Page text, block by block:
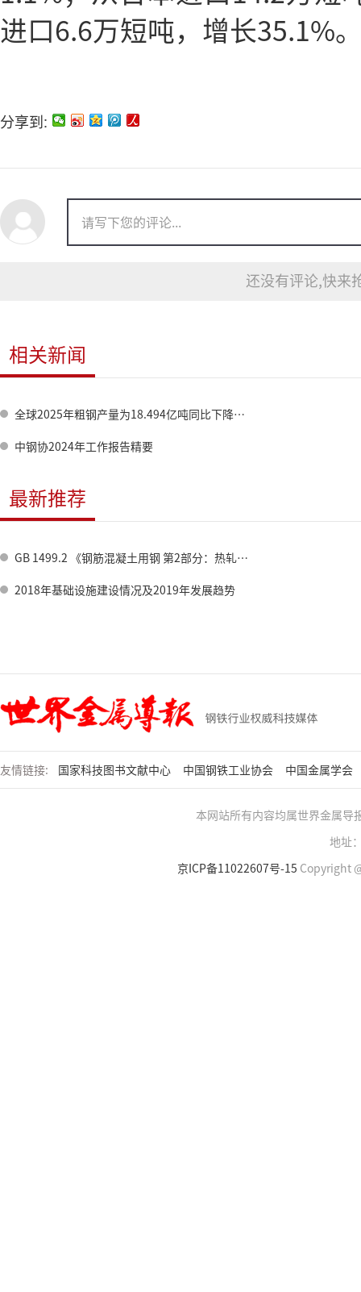
进口6.6万短吨，增长35.1%
分享到:
还没有评论,快来
相关新闻
全球2025年粗钢产量为18.494亿吨同比下降2.0%
中钢协2024年工作报告精要
最新推荐
GB 1499.2 《钢筋混凝土用钢 第2部分：热轧带肋钢筋》标准修订情况
2018年基础设施建设情况及2019年发展趋势
友情链接: 国家科技图书文献中心 中国钢铁工业协会 中国金属学会
本网站所有内容均属世界金属导
地址
京ICP备11022607号-15 Copyright